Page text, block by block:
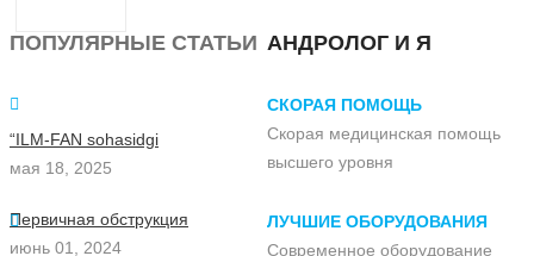
ПОПУЛЯРНЫЕ СТАТЬИ
“ILM-FAN sohasidgi
мая 18, 2025
Первичная обструкция
июнь 01, 2024
АНДРОЛОГ И Я
СКОРАЯ ПОМОЩЬ
Скорая медицинская помощь
высшего уровня
ЛУЧШИЕ ОБОРУДОВАНИЯ
Современное оборудование